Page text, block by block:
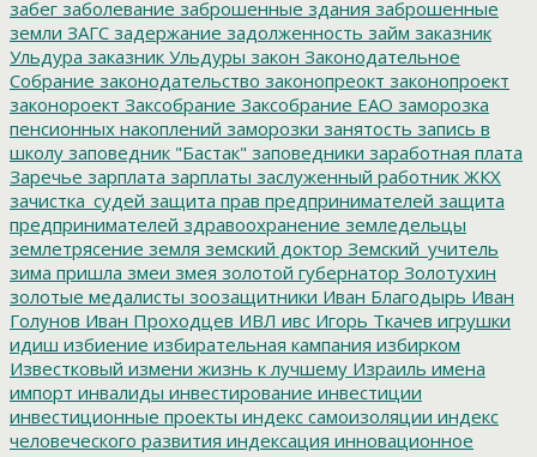
забег заболевание заброшенные здания заброшенные
земли ЗАГС задержание задолженность займ заказник
Ульдура заказник Ульдуры закон Законодательное
Собрание законодательство законопреокт законопроект
законороект Заксобрание Заксобрание ЕАО заморозка
пенсионных накоплений заморозки занятость запись в
школу заповедник "Бастак" заповедники заработная плата
Заречье зарплата зарплаты заслуженный работник ЖКХ
зачистка_судей защита прав предпринимателей защита
предпринимателей здравоохранение земледельцы
землетрясение земля земский доктор Земский_учитель
зима пришла змеи змея золотой губернатор Золотухин
золотые медалисты зоозащитники Иван Благодырь Иван
Голунов Иван Проходцев ИВЛ ивс Игорь Ткачев игрушки
идиш избиение избирательная кампания избирком
Известковый измени жизнь к лучшему Израиль имена
импорт инвалиды инвестирование инвестиции
инвестиционные проекты индекс самоизоляции индекс
человеческого развития индексация инновационное